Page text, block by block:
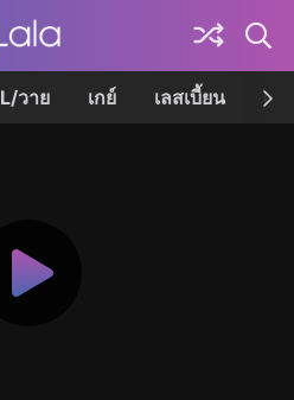
วาย เกย์ เลสเบี้ยน เค